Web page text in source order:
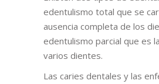
edentulismo total que se
ausencia completa de los
edentulismo parcial que es
varios dientes.
Las caries dentales y las